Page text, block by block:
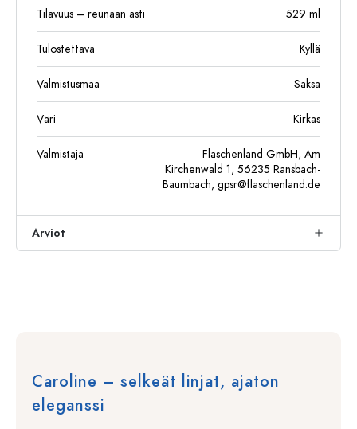
Tilavuus – reunaan asti 529 ml
Tulostettava Kyllä
Valmistusmaa Saksa
Väri Kirkas
Valmistaja
Flaschenland GmbH, Am
Kirchenwald 1, 56235 Ransbach-
Baumbach, gpsr@flaschenland.de
Arviot
Caroline – selkeät linjat, ajaton
eleganssi